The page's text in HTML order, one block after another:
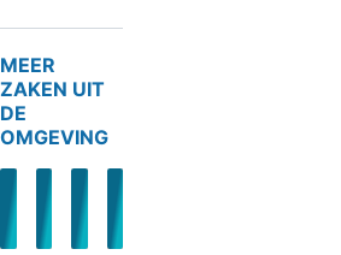
MEER
ZAKEN UIT
DE
OMGEVING